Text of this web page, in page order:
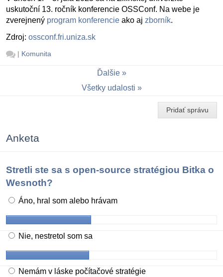
uskutoční 13. ročník konferencie OSSConf. Na webe je
zverejnený program konferencie ako aj zborník.
Zdroj: ossconf.fri.uniza.sk
| Komunita
Ďalšie
Všetky udalosti
Pridať správu
Anketa
Stretli ste sa s open-source stratégiou Bitka o
Wesnoth?
Áno, hral som alebo hrávam
Nie, nestretol som sa
Nemám v láske počítačové stratégie